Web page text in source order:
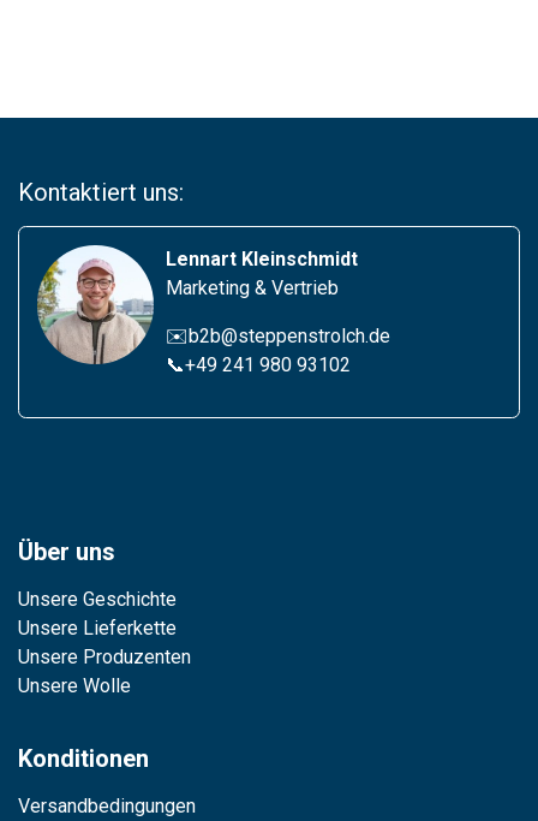
Kontaktiert uns:
Lennart Kleinschmidt
Marketing & Vertrieb
✉️b2b@steppenstrolch.de
📞+49 241 980 93102
Über uns
Unsere Geschichte
Unsere Lieferkette
Unsere Produzenten
Unsere Wolle
Konditionen
Versandbedingungen